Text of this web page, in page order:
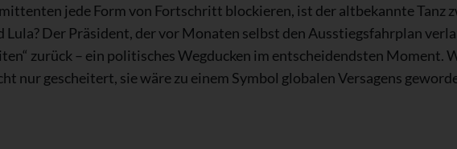
jede Form von Fortschritt blockieren, ist der altbekannte Tanz
Der Präsident, der vor Monaten selbst den Ausstiegsfahrplan
zurück – ein politisches Wegducken im entscheidendsten Moment.
nur gescheitert, sie wäre zu einem Symbol globalen Versagens